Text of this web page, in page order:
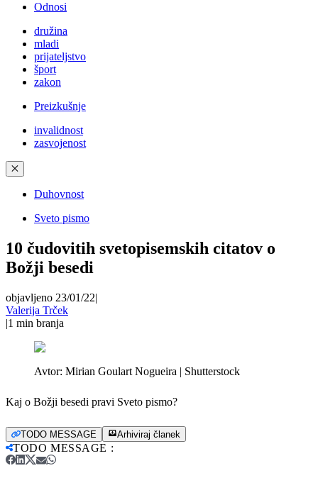
Odnosi
družina
mladi
prijateljstvo
šport
zakon
Preizkušnje
invalidnost
zasvojenost
✕
Duhovnost
Sveto pismo
10 čudovitih svetopisemskih citatov o
Božji besedi
objavljeno 23/01/22|
Valerija Trček
|1 min branja
Avtor: Mirian Goulart Nogueira | Shutterstock
Kaj o Božji besedi pravi Sveto pismo?
TODO MESSAGE Arhiviraj članek
TODO MESSAGE :